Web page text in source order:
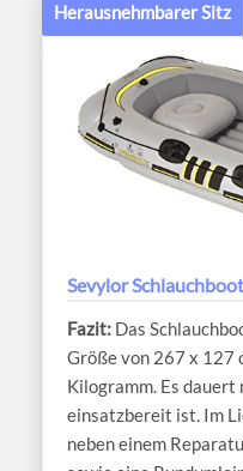
Herausnehmbarer Sitz
Sevylor
Das
Größe von 267 x 127
Kilogramm. Es
einsatzbereit ist. Im
neben einem